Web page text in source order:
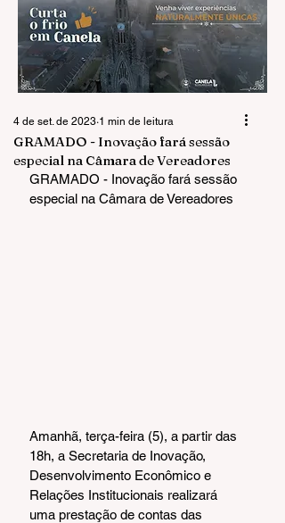
GRAMADO - Inovação fará sessão
especial na Câmara de Vereadores
4 de set. de 2023 1 min de leitura
GRAMADO - Inovação fará sessão
especial na Câmara de Vereadores
Amanhã, terça-feira (5), a partir das
18h, a Secretaria de Inovação,
Desenvolvimento Econômico e
Relações Institucionais realizará
uma prestação de contas das